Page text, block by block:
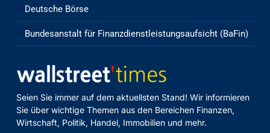
Deutsche Börse
Bundesanstalt für Finanzdienstleistungsaufsicht (BaFin)
Seien Sie immer auf dem aktuellsten Stand! Wir informieren
Sie über wichtige Themen aus den Bereichen Finanzen,
Wirtschaft, Politik, Handel, Immobilien und mehr.